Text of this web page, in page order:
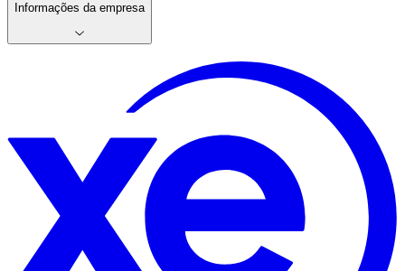
Informações da empresa